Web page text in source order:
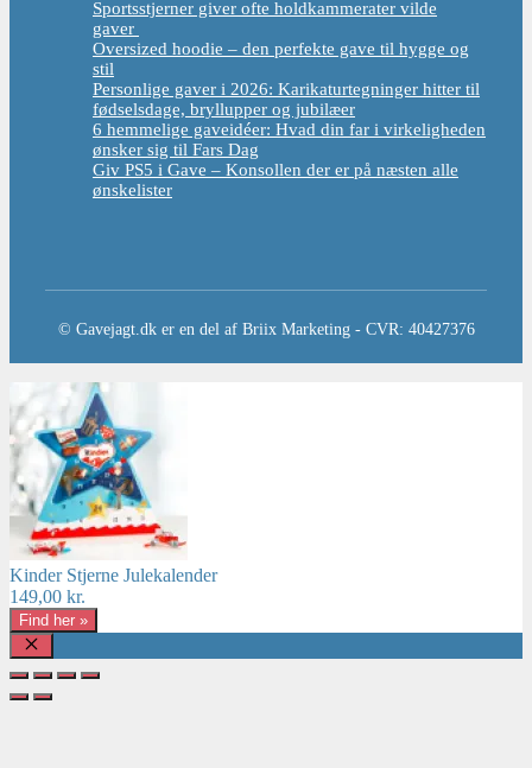
Sportsstjerner giver ofte holdkammerater vilde
gaver
Oversized hoodie – den perfekte gave til hygge og
stil
Personlige gaver i 2026: Karikaturtegninger hitter til
fødselsdage, bryllupper og jubilæer
6 hemmelige gaveidéer: Hvad din far i virkeligheden
ønsker sig til Fars Dag
Giv PS5 i Gave – Konsollen der er på næsten alle
ønskelister
© Gavejagt.dk er en del af Briix Marketing - CVR: 40427376
Kinder Stjerne Julekalender
149,00 kr.
Find her »
Luk